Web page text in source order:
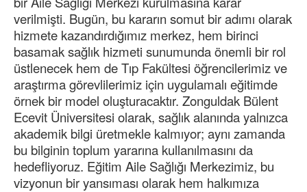
verilmişti. Bugün, bu kararın somut bir adımı olarak
hizmete kazandırdığımız merkez, hem birinci
basamak sağlık hizmeti sunumunda önemli bir rol
üstlenecek hem de Tıp Fakültesi öğrencilerimiz ve
araştırma görevlilerimiz için uygulamalı eğitimde
örnek bir model oluşturacaktır. Zonguldak Bülent
Ecevit Üniversitesi olarak, sağlık alanında yalnızca
akademik bilgi üretmekle kalmıyor; aynı zamanda
bu bilginin toplum yararına kullanılmasını da
hedefliyoruz. Eğitim Aile Sağlığı Merkezimiz, bu
vizyonun bir yansıması olarak hem halkımıza